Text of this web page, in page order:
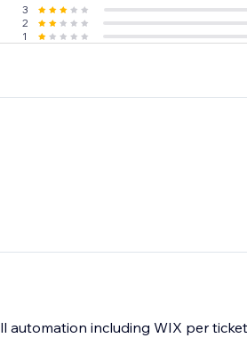
3
2
1
including WIX per